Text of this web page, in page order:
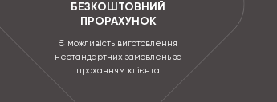
БЕЗКОШТОВНИЙ
ПРОРАХУНОК
Є можливість виготовлення
нестандартних замовлень за
проханням клієнта